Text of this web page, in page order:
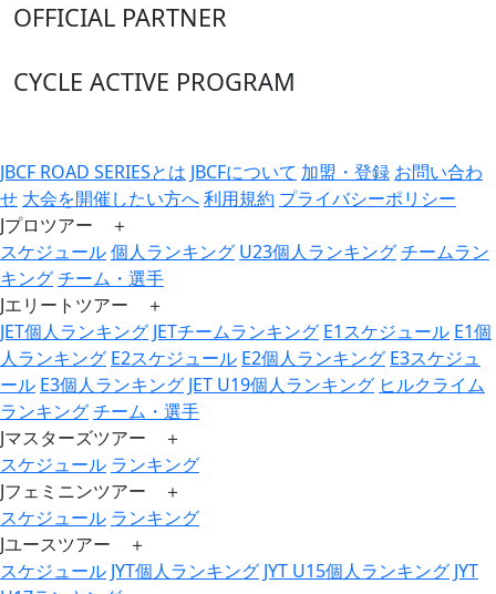
OFFICIAL PARTNER
CYCLE ACTIVE PROGRAM
JBCF ROAD SERIESとは JBCFについて 加盟・登録 お問い合わ
せ 大会を開催したい方へ利用規約 プライバシーポリシー
Jプロツアー ＋
スケジュール個人ランキング U23個人ランキングチームラン
キングチーム・選手
Jエリートツアー ＋
JET個人ランキング JETチームランキング E1スケジュール E1個
人ランキング E2スケジュール E2個人ランキング E3スケジュ
ール E3個人ランキング JET U19個人ランキング ヒルクライム
ランキングチーム・選手
Jマスターズツアー ＋
スケジュール ランキング
Jフェミニンツアー ＋
スケジュール ランキング
Jユースツアー ＋
スケジュール JYT個人ランキング JYT U15個人ランキング JYT